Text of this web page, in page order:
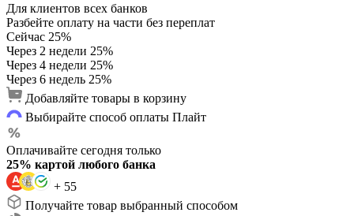
Для клиентов всех банков
Разбейте оплату на части без переплат
Сейчас 25%
Через 2 недели 25%
Через 4 недели 25%
Через 6 недель 25%
Добавляйте товары в корзину
Выбирайте способ оплаты Плайт
Оплачивайте сегодня только
25% картой любого банка
+ 55
Получайте товар выбранный способом